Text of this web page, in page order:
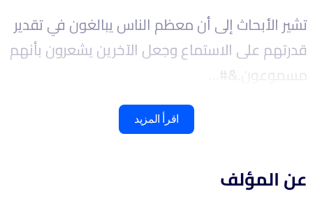
تشير الأبحاث إلى أن معظم الناس يبالغون في تقدير
قدرتهم على الاستماع وجعل الآخرين يشعرون بأنهم
مسموعون.&#...
اقرأ المزيد
عن المؤلف